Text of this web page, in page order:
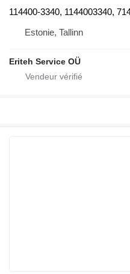
114400-3340, 1144003340,
Estonie, Tallinn
Eriteh Service OÜ